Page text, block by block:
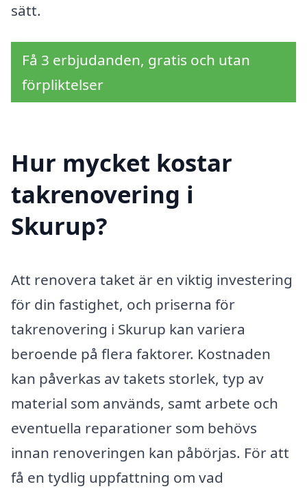
sätt.
Få 3 erbjudanden, gratis och utan
förpliktelser
Hur mycket kostar
takrenovering i
Skurup?
Att renovera taket är en viktig investering
för din fastighet, och priserna för
takrenovering i Skurup kan variera
beroende på flera faktorer. Kostnaden
kan påverkas av takets storlek, typ av
material som används, samt arbete och
eventuella reparationer som behövs
innan renoveringen kan påbörjas. För att
få en tydlig uppfattning om vad